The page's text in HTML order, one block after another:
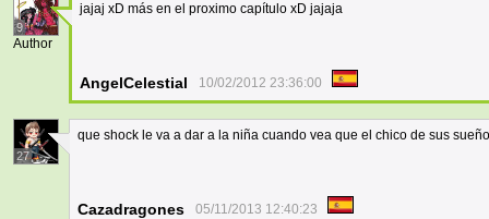
9
Author
jajaj xD más en el proximo capítulo xD jajaja
AngelCelestial 10/02/2012 23:36:00
27
que shock le va a dar a la niña cuando vea que el chico de sus
Cazadragones 05/11/2013 12:40:23